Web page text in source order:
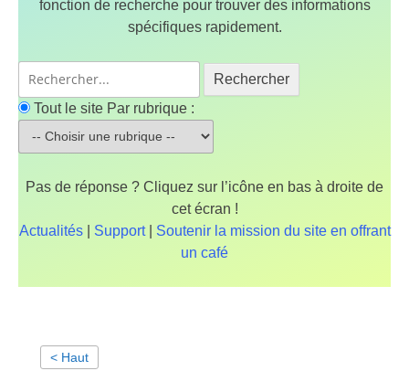
fonction de recherche pour trouver des informations
spécifiques rapidement.
Rechercher
Tout le site Par rubrique :
Pas de réponse ? Cliquez sur l’icône en bas à droite de
cet écran !
Actualités| Support| Soutenir la mission du site en offrant
un café
< Haut